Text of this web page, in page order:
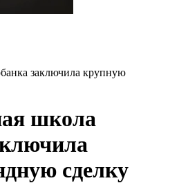
заключила крупную
школа
сделку